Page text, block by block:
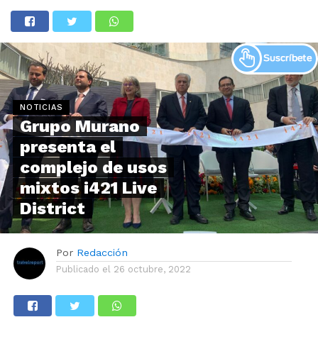
NOTICIAS
Grupo Murano
presenta el
complejo de usos
mixtos i421 Live
District
Por Redacción
Publicado el 26 octubre, 2022